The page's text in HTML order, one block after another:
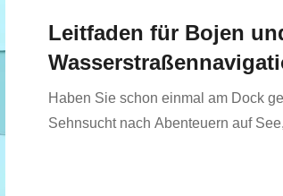
Leitfaden für Bojen
Haben Sie schon einmal am Dock
Sehnsucht nach Abenteuern auf